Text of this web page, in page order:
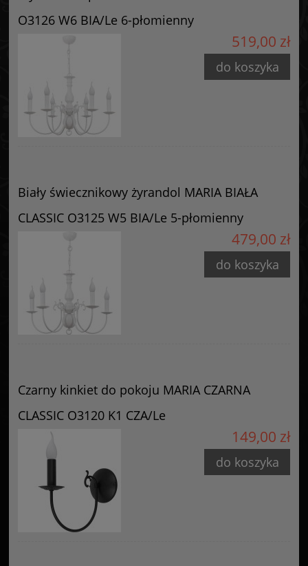
info@goldsun-lampy.pl
O3126 W6 BIA/Le 6-płomienny
519,00 zł
do koszyka
Biały świecznikowy żyrandol MARIA BIAŁA
CLASSIC O3125 W5 BIA/Le 5-płomienny
479,00 zł
do koszyka
Czarny kinkiet do pokoju MARIA CZARNA
CLASSIC O3120 K1 CZA/Le
149,00 zł
do koszyka